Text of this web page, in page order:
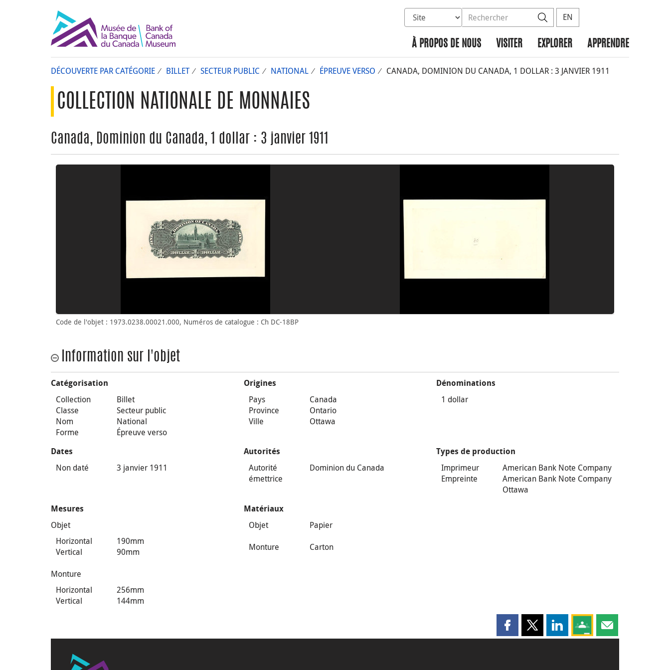
Sélectionnez la base de données à rechercher
Rechercher dans le site Rechercher
EN
À PROPOS DE NOUS VISITER EXPLORER APPRENDRE
DÉCOUVERTE PAR CATÉGORIE BILLET SECTEUR PUBLIC NATIONAL ÉPREUVE VERSO CANADA, DOMINION DU CANADA, 1 DOLLAR : 3 JANVIER 1911
COLLECTION NATIONALE DE MONNAIES
Canada, Dominion du Canada, 1 dollar : 3 janvier 1911
Code de l'objet : 1973.0238.00021.000, Numéros de catalogue : Ch DC-18BP
Information sur l'objet
Catégorisation
Collection
Billet
Classe
Secteur public
Nom
National
Forme
Épreuve verso
Origines
Pays
Canada
Province
Ontario
Ville
Ottawa
Dénominations
1 dollar
Dates
Non daté 3 janvier 1911
Autorités
Autorité
émettrice
Dominion du Canada
Types de production
Imprimeur
American Bank Note Company
Empreinte
American Bank Note Company
Ottawa
Mesures
Objet
Horizontal
190mm
Vertical
90mm
Monture
Horizontal
256mm
Vertical
144mm
Matériaux
Objet
Papier
Monture
Carton
Partager cette page sur Facebook
Partager cette page sur X
Partager cette page sur
Partagez cette page sur
Partager cette